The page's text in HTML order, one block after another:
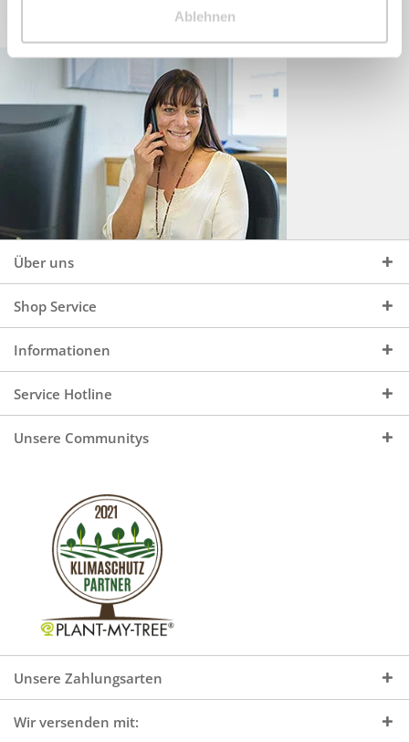
Ablehnen
Über uns
Shop Service
Informationen
Service Hotline
Unsere Communitys
Unsere Zahlungsarten
Wir versenden mit: